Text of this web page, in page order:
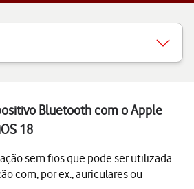
Bluetooth com o Apple
18
sem fios que pode ser utilizada
com, por ex., auriculares ou